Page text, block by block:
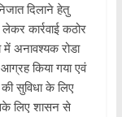
दिलाने हेतु
कार्रवाई कठोर
अनावश्यक रोडा
किया गया एवं
सुविधा के लिए
लिए शासन से